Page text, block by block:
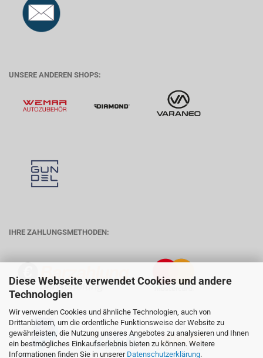
Diese Webseite verwendet Cookies und andere
Technologien
Wir verwenden Cookies und ähnliche Technologien, auch von
Drittanbietern, um die ordentliche Funktionsweise der Website zu
gewährleisten, die Nutzung unseres Angebotes zu analysieren und Ihnen
ein bestmögliches Einkaufserlebnis bieten zu können. Weitere
Informationen finden Sie in unserer Datenschutzerklärung.
UNSERE ANDEREN SHOPS:
IHRE ZAHLUNGSMETHODEN: